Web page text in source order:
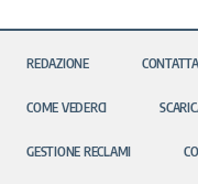
REDAZIONE
COME VEDERCI
GESTIONE RECLAMI